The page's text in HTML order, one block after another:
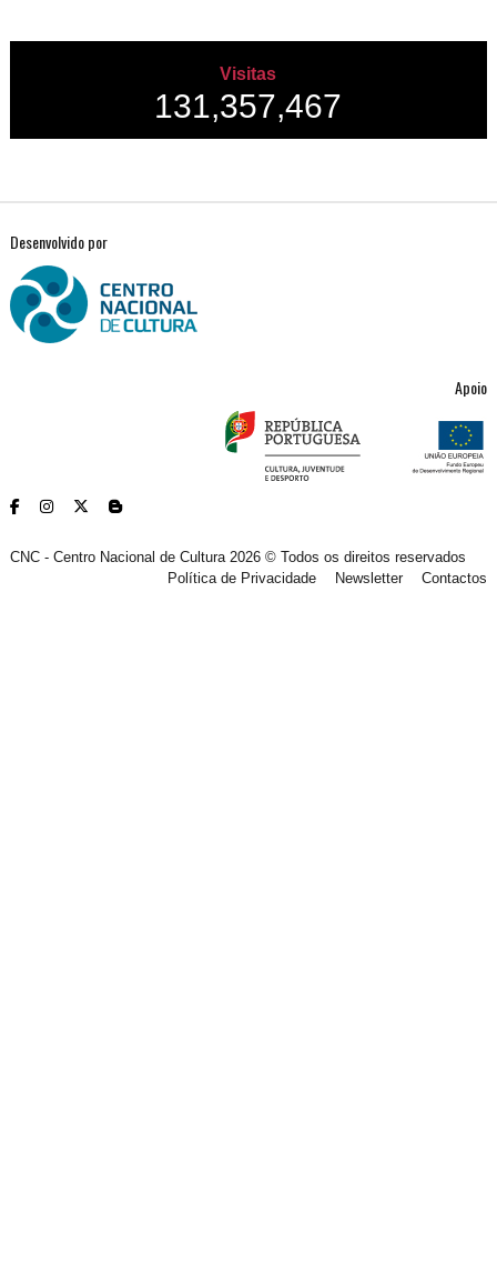
Visitas
131,357,467
Desenvolvido por
Apoio
CNC - Centro Nacional de Cultura 2026 © Todos os direitos reservados
Política de Privacidade
Newsletter Contactos